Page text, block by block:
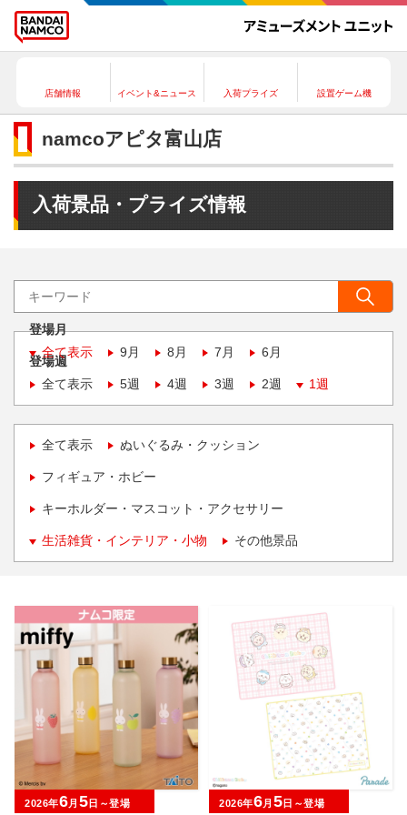
店舗情報 イベント&ニュース 入荷プライズ 設置ゲーム機
namcoアピタ富山店
入荷景品・プライズ情報
登場月
全て表示
9月 8月 7月 6月
登場週
全て表示
5週 4週 3週 2週 1週
全て表示 ぬいぐるみ・クッション
フィギュア・ホビー
キーホルダー・マスコット・アクセサリー
生活雑貨・インテリア・小物 その他景品
2026年6月 5日～登場 2026年6月 5日～登場